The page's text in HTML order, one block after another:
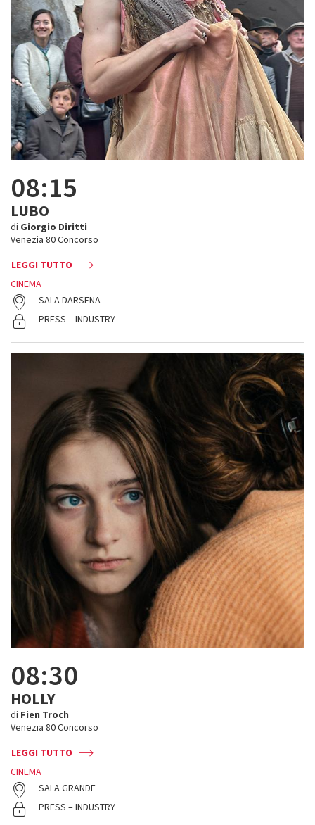
08:15
LUBO
di Giorgio Diritti
Venezia 80 Concorso
LEGGI TUTTO
CINEMA
SALA DARSENA
PRESS – INDUSTRY
08:30
HOLLY
di Fien Troch
Venezia 80 Concorso
LEGGI TUTTO
CINEMA
SALA GRANDE
PRESS – INDUSTRY